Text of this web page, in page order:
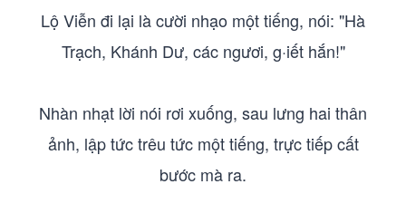
Lộ Viễn đi lại là cười nhạo một tiếng, nói: "Hà
Trạch, Khánh Dư, các ngươi, g·iết hắn!"
Nhàn nhạt lời nói rơi xuống, sau lưng hai thân
ảnh, lập tức trêu tức một tiếng, trực tiếp cất
bước mà ra.